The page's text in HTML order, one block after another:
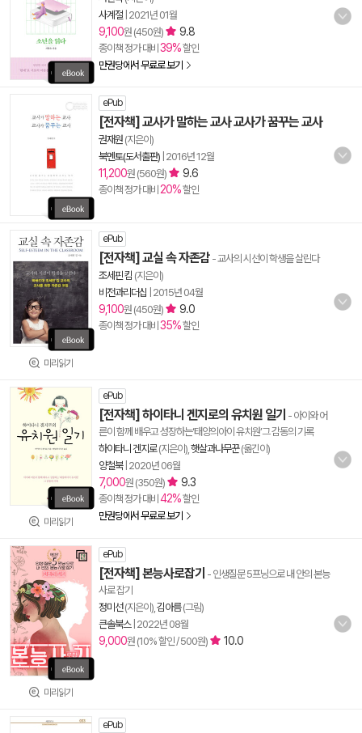
사계절 2021년 01월
9,100원 (450원) 9.8
종이책 정가 대비 39%할인
만권당에서 무료로 보기
ePub
[전자책] 교사가 말하는 교사 교사가 꿈꾸는 교사
권재원 (지은이)
북멘토(도서출판) 2016년 12월
11,200원 (560원) 9.6
종이책 정가 대비 20%할인
미리읽기
ePub
[전자책] 교실 속 자존감 - 교사의 시선이 학생을 살린다
조세핀 킴 (지은이)
비전과리더십 2015년 04월
9,100원 (450원) 9.0
종이책 정가 대비 35%할인
미리읽기
ePub
[전자책] 하이타니 겐지로의 유치원 일기 - 아이와 어
른이 함께 배우고 성장하는‘태양의아이 유치원’그 감동의 기록
하이타니 겐지로(지은이), 햇살과나무꾼(옮긴이)
양철북| 2020년 06월
7,000원 (350원) 9.3
종이책 정가 대비 42%할인
만권당에서 무료로 보기
미리읽기
ePub
[전자책] 본능사로잡기 - 인생질문 5프닝으로 내 안의 본능
사로 잡기
정미선(지은이), 김아름(그림)
큰솔북스| 2022년 08월
9,000원 (10% 할인 / 500원) 10.0
ePub